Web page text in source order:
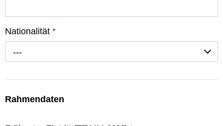
Nationalität *
---
Rahmendaten